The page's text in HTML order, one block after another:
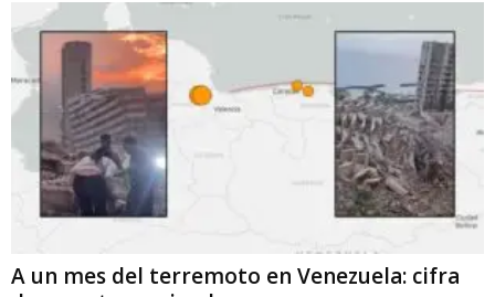
A un mes del terremoto en Venezuela: cifra